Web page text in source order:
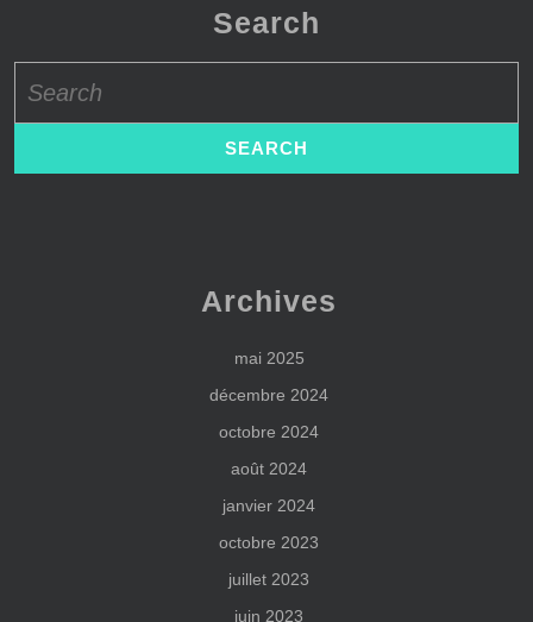
Search
for:
Archives
mai 2025
décembre 2024
octobre 2024
août 2024
janvier 2024
octobre 2023
juillet 2023
juin 2023